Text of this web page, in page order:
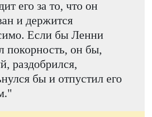
его за то, что он
и держится
Если бы Ленни
покорность, он бы,
раздобрился,
бы и отпустил его